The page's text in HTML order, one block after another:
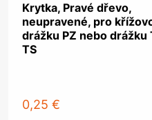
Krytka, Pravé dřevo,
neupravené, pro
drážku PZ nebo drážku
TS
0,25 €